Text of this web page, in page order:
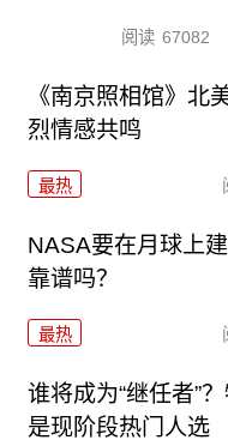
阅读 67082
《南京照相馆》北
烈情感共鸣
最热
NASA要在月球上建
靠谱吗？
最热
谁将成为“继任者”
是现阶段热门人选